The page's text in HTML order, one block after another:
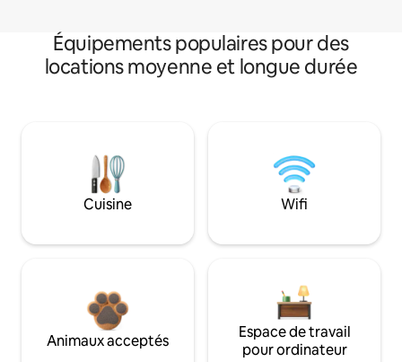
Équipements populaires pour des
locations moyenne et longue durée
Cuisine Wifi
Animaux acceptés
Espace de travail
pour ordinateur